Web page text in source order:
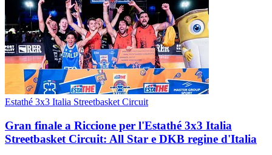
Estathé 3x3 Italia Streetbasket Circuit
Gran finale a Riccione per l'Estathé 3x3 Italia
Streetbasket Circuit: All Star e DKB regine d'Italia